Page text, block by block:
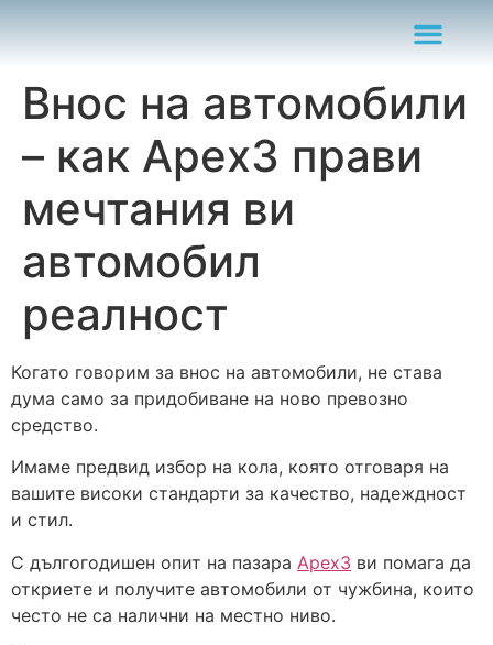
Внос на автомобили
– как Apex3 прави
мечтания ви
автомобил
реалност
Когато говорим за внос на автомобили, не става
дума само за придобиване на ново превозно
средство.
Имаме предвид избор на кола, която отговаря на
вашите високи стандарти за качество, надеждност
и стил.
С дългогодишен опит на пазара Apex3 ви помага да
откриете и получите автомобили от чужбина, които
често не са налични на местно ниво.